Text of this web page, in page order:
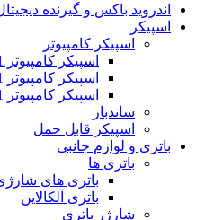
اندروید باکس و گیرنده
اسپیکر
اسپیکر کامپیوتر
اسپیکر کامپیوتر 2.1
اسپیکر کامپیوتر 3.1
اسپیکر کامپیوتر 5.1
ساندبار
اسپیکر قابل حمل
باتری و لوازم جانبی
باتری ها
باتری های
باتری آلکالاین
شارژر باتری